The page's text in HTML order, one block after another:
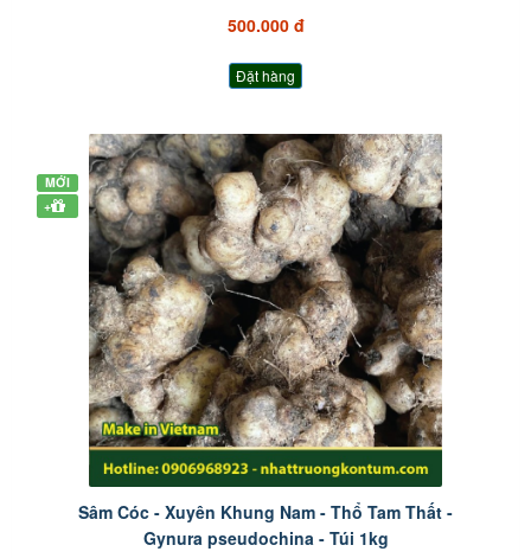
500.000 đ
Đặt hàng
MỚI
+
Sâm Cóc - Xuyên Khung Nam - Thổ Tam Thất -
Gynura pseudochina - Túi 1kg